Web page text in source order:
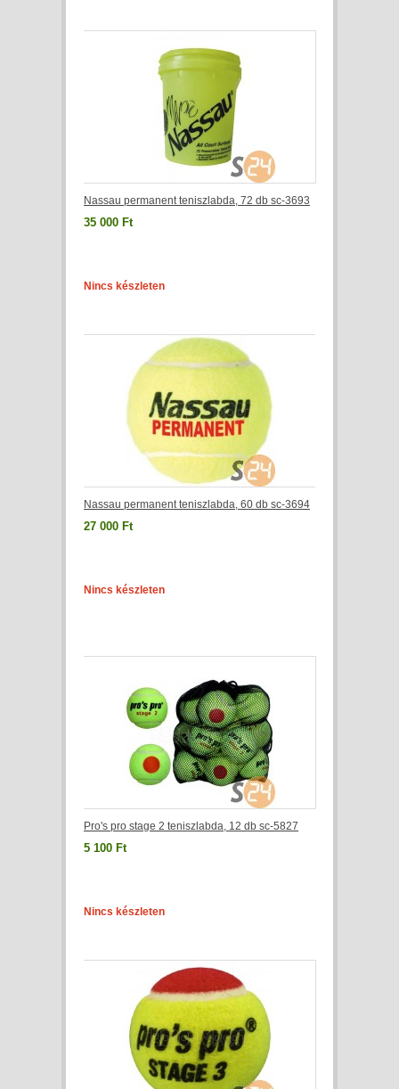
Nassau permanent teniszlabda, 72 db sc-3693
35 000 Ft
Nincs készleten
Nassau permanent teniszlabda, 60 db sc-3694
27 000 Ft
Nincs készleten
Pro's pro stage 2 teniszlabda, 12 db sc-5827
5 100 Ft
Nincs készleten